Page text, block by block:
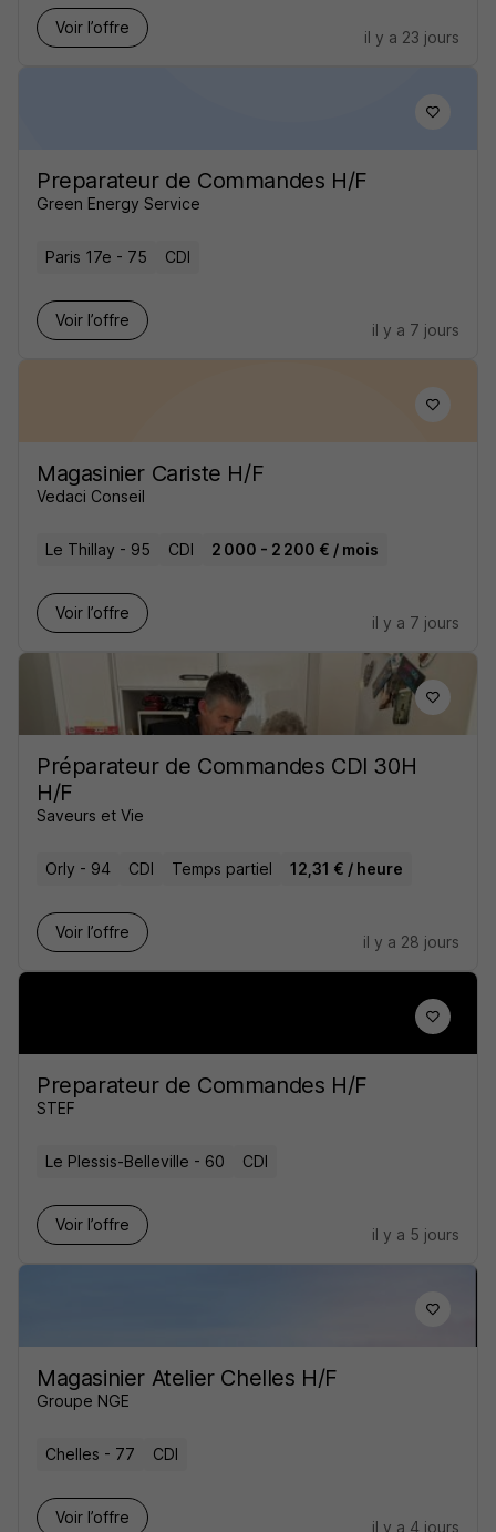
Voir l’offre
il y a 23 jours
Preparateur de Commandes H/F
Green Energy Service
Paris 17e - 75 CDI
Voir l’offre
il y a 7 jours
Magasinier Cariste H/F
Vedaci Conseil
Le Thillay - 95 CDI 2 000 - 2 200 € / mois
Voir l’offre
il y a 7 jours
Préparateur de Commandes CDI 30H
H/F
Saveurs et Vie
Orly - 94 CDI Temps partiel 12,31 € / heure
Voir l’offre
il y a 28 jours
Preparateur de Commandes H/F
STEF
Le Plessis-Belleville - 60 CDI
Voir l’offre
il y a 5 jours
Magasinier Atelier Chelles H/F
Groupe NGE
Chelles - 77 CDI
Voir l’offre
il y a 4 jours